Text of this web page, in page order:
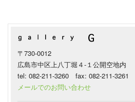
〒730-0012
広島市中区上八丁堀４-１公開空地内
tel: 082-211-3260 fax: 082-211-3261
メールでのお問い合わせ